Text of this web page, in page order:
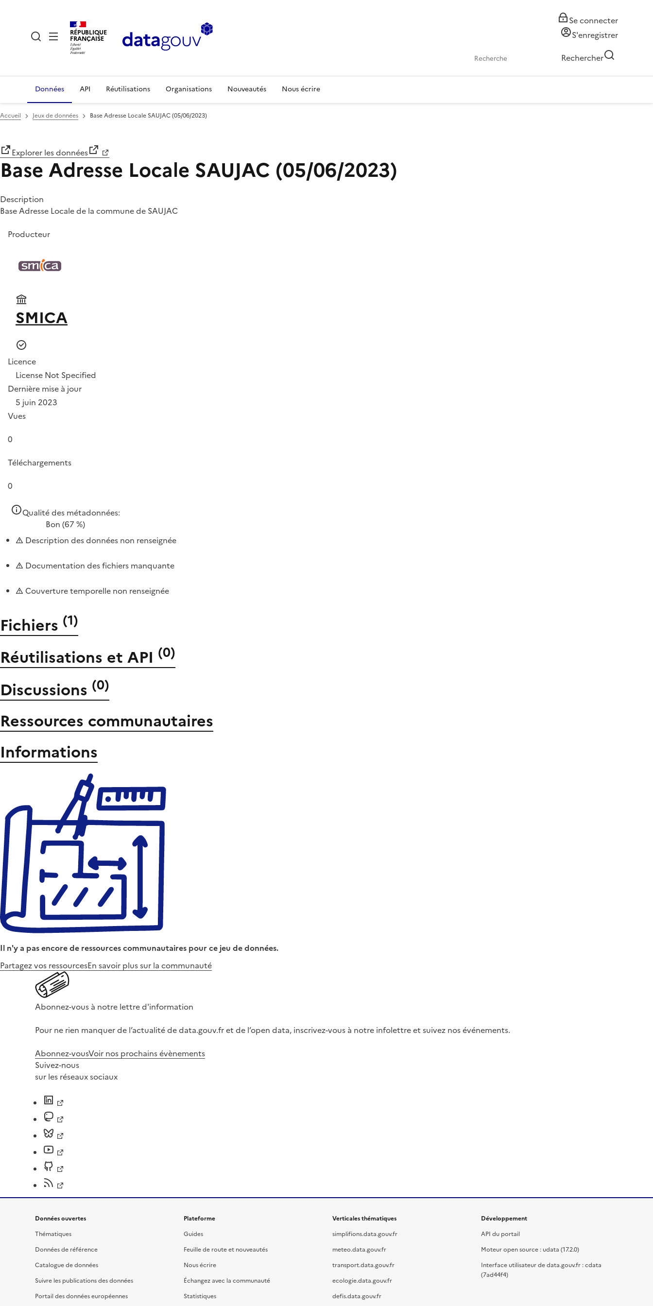
RÉPUBLIQUE
FRANÇAISE
Se connecter
S'enregistrer
Rechercher
Données API Réutilisations Organisations Nouveautés Nous écrire
Accueil Jeux de données Base Adresse Locale SAUJAC (05/06/2023)
Explorer les données
Base Adresse Locale SAUJAC (05/06/2023)
Description
Base Adresse Locale de la commune de SAUJAC
Producteur
SMICA
Licence
License Not Specified
Dernière mise à jour
5 juin 2023
Vues
0
Téléchargements
0
Qualité des métadonnées:
Bon (67 %)
Description des données non renseignée
Documentation des fichiers manquante
Couverture temporelle non renseignée
Fichiers (1)
Réutilisations et API (0)
Discussions (0)
Ressources communautaires
Informations
Il n'y a pas encore de ressources communautaires pour ce jeu de données.
Partagez vos ressourcesEn savoir plus sur la communauté
Abonnez-vous à notre lettre d'information
Pour ne rien manquer de l’actualité de data.gouv.fr et de l’open data, inscrivez-vous à notre infolettre et suivez nos événements.
Abonnez-vousVoir nos prochains évènements
Suivez-nous
sur les réseaux sociaux
Données ouvertes
Thématiques
Données de référence
Catalogue de données
Suivre les publications des données
Portail des données européennes
Plateforme
Guides
Feuille de route et nouveautés
Nous écrire
Échangez avec la communauté
Statistiques
Verticales thématiques
simplifions.data.gouv.fr
meteo.data.gouv.fr
transport.data.gouv.fr
ecologie.data.gouv.fr
defis.data.gouv.fr
Développement
API du portail
Moteur open source : udata (17.2.0)
Interface utilisateur de data.gouv.fr : cdata
(7ad44f4)